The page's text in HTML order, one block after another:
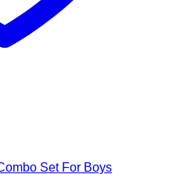
Set For Boys